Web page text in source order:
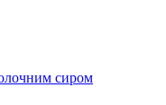
сиром